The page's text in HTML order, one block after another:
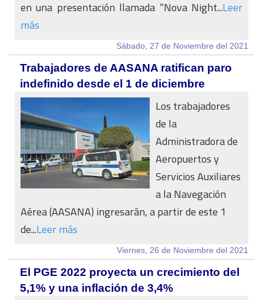
en una presentación llamada “Nova Night...Leer
más
Sábado, 27 de Noviembre del 2021
Trabajadores de AASANA ratifican paro
indefinido desde el 1 de diciembre
Los trabajadores
de la
Administradora de
Aeropuertos y
Servicios Auxiliares
a la Navegación
Aérea (AASANA) ingresarán, a partir de este 1
de...Leer más
Viernes, 26 de Noviembre del 2021
El PGE 2022 proyecta un crecimiento del
5,1% y una inflación de 3,4%